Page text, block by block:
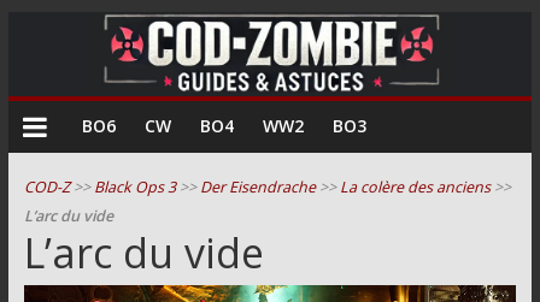
COD
Zombie
Guides
et
astuces
BO6 CW BO4 WW2 BO3
COD-Z>>Black Ops 3>>Der Eisendrache>>La colère des anciens>>
L’arc du vide
L’arc du vide